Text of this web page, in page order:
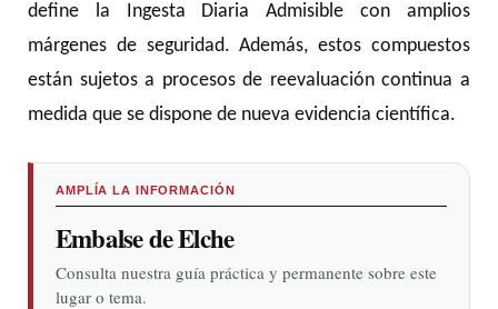
define la Ingesta Diaria Admisible con amplios
márgenes de seguridad. Además, estos compuestos
están sujetos a procesos de reevaluación continua a
medida que se dispone de nueva evidencia científica.
AMPLÍA LA INFORMACIÓN
Embalse de Elche
Consulta nuestra guía práctica y permanente sobre este
lugar o tema.